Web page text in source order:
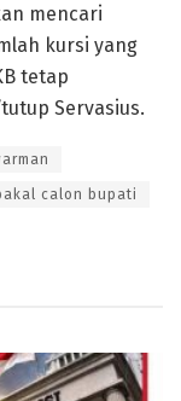
mencari
kursi yang
tetap
Servasius.
calon bupati